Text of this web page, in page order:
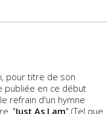
pour titre de son
publiée en ce début
refrain d'un hymne
"Just As I am" (Tel que